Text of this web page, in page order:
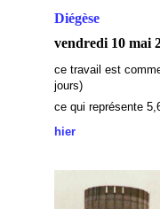
Diégèse
vendredi 10 mai
ce travail est
jours)
ce qui représente
hier